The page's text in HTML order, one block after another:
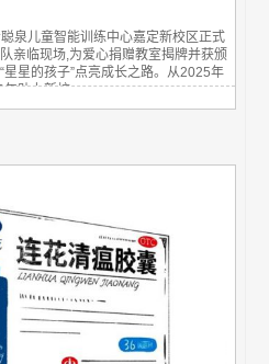
泉儿童智能训练中心嘉定新校区正式
亲临现场,为爱心捐赠教室揭牌并获颁
星星的孩子”点亮成长之路。从2025年
年助力新校...